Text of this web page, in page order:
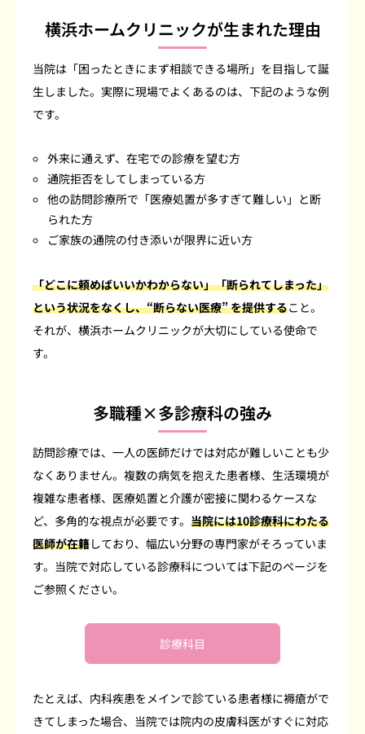
横浜ホームクリニックが生まれた理由
当院は「困ったときにまず相談できる場所」を目指して誕
生しました。実際に現場でよくあるのは、下記のような例
です。
外来に通えず、在宅での診療を望む方
通院拒否をしてしまっている方
他の訪問診療所で「医療処置が多すぎて難しい」と断
られた方
ご家族の通院の付き添いが限界に近い方
「どこに頼めばいいかわからない」「断られてしまった」
という状況をなくし、“断らない医療” を提供すること。
それが、横浜ホームクリニックが大切にしている使命で
す。
多職種×多診療科の強み
訪問診療では、一人の医師だけでは対応が難しいことも少
なくありません。複数の病気を抱えた患者様、生活環境が
複雑な患者様、医療処置と介護が密接に関わるケースな
ど、多角的な視点が必要です。 当院には10診療科にわたる
医師が在籍しており、幅広い分野の専門家がそろっていま
す。当院で対応している診療科については下記のページを
ご参照ください。
診療科目
たとえば、内科疾患をメインで診ている患者様に褥瘡がで
きてしまった場合、当院では院内の皮膚科医がすぐに対応